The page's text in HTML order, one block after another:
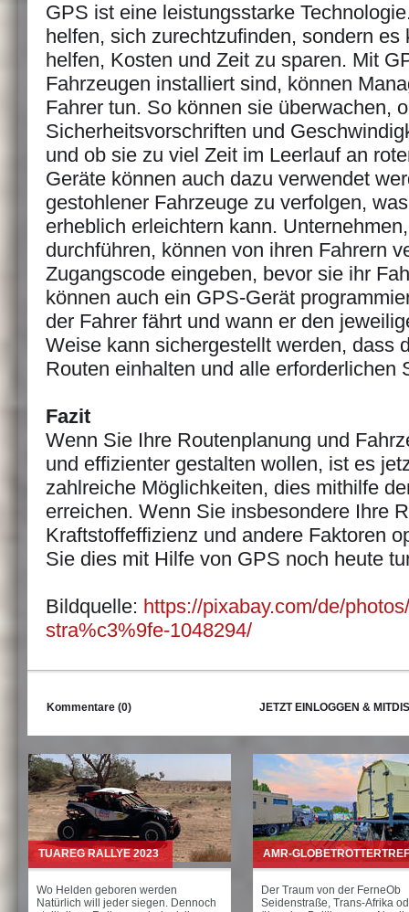
GPS ist eine leistungsstarke
helfen, sich zurechtzufinden, sondern
helfen, Kosten und Zeit zu sparen. Mit
Fahrzeugen installiert sind, können
Fahrer tun. So können sie überwachen,
Sicherheitsvorschriften und
und ob sie zu viel Zeit im Leerlauf an
Geräte können auch dazu verwendet
gestohlener Fahrzeuge zu verfolgen,
erheblich erleichtern kann.
durchführen, können von ihren Fahrern
Zugangscode eingeben, bevor sie ihr
können auch ein GPS-Gerät
der Fahrer fährt und wann er den
Weise kann sichergestellt werden, dass
Routen einhalten und alle erforderlichen
Fazit
Wenn Sie Ihre Routenplanung und
und effizienter gestalten wollen, ist es
zahlreiche Möglichkeiten, dies mithilfe
erreichen. Wenn Sie insbesondere Ihre
Kraftstoffeffizienz und andere Faktoren
Sie dies mit Hilfe von GPS noch heute
Bildquelle: https://pixabay.com/de/
stra%c3%9fe-1048294/
Kommentare (0) JETZT EINLOGGEN &
TUAREG RALLYE 2023
Wo Helden geboren werden
Natürlich will jeder siegen. Dennoch
AMR-
Der Traum von der FerneOb
Seidenstraße, Trans-Afrika